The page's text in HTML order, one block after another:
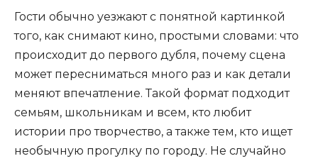
Гости обычно уезжают с понятной картинкой
того, как снимают кино, простыми словами: что
происходит до первого дубля, почему сцена
может пересниматься много раз и как детали
меняют впечатление. Такой формат подходит
семьям, школьникам и всем, кто любит
истории про творчество, а также тем, кто ищет
необычную прогулку по городу. Не случайно